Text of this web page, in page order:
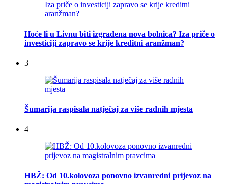
Hoće li u Livnu biti izgrađena nova bolnica? Iza priče o
investiciji zapravo se krije kreditni aranžman?
3
Šumarija raspisala natječaj za više radnih mjesta
4
HBŽ: Od 10.kolovoza ponovno izvanredni prijevoz na